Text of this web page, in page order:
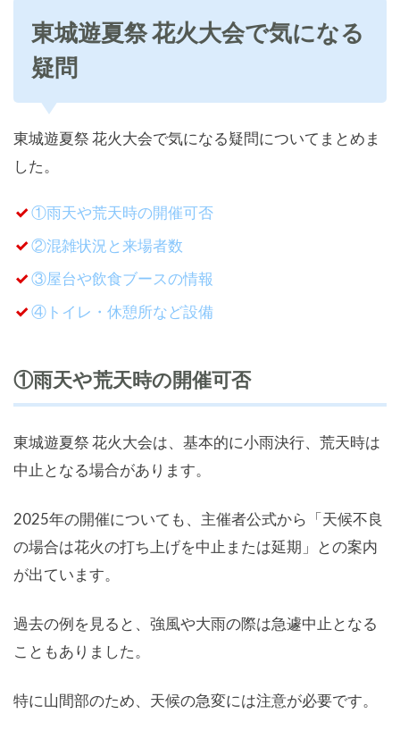
東城遊夏祭 花火大会で気になる
疑問
東城遊夏祭 花火大会で気になる疑問についてまとめま
した。
①雨天や荒天時の開催可否
②混雑状況と来場者数
③屋台や飲食ブースの情報
④トイレ・休憩所など設備
①雨天や荒天時の開催可否
東城遊夏祭 花火大会は、基本的に小雨決行、荒天時は
中止となる場合があります。
2025年の開催についても、主催者公式から「天候不良
の場合は花火の打ち上げを中止または延期」との案内
が出ています。
過去の例を見ると、強風や大雨の際は急遽中止となる
こともありました。
特に山間部のため、天候の急変には注意が必要です。